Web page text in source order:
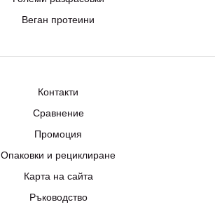
Веган протеини
Контакти
Сравнение
Промоция
Опаковки и рециклиране
Карта на сайта
Ръководство